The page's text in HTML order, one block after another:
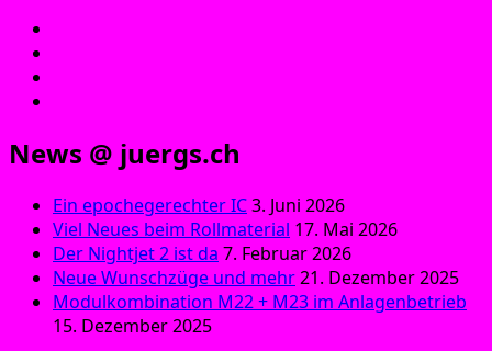
News @ juergs.ch
Ein epochegerechter IC3. Juni 2026
Viel Neues beim Rollmaterial 17. Mai 2026
Der Nightjet 2 ist da 7. Februar 2026
Neue Wunschzüge und mehr21. Dezember 2025
Modulkombination M22 + M23 im Anlagenbetrieb
15. Dezember 2025